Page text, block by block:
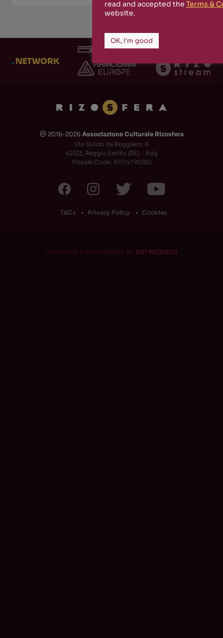
.NETWORK
🅭 2016-2026 Associazione Culturale Rizosfera
Via Guido de Ruggiero, 6
42123, Reggio Emilia (RE) - Italy
Fiscale Code: 91174790351
T&Cs Privacy Policy Cookies
DESIGNED & ENGINEERED BY RS1 PROJECT
read and accepted the Terms &
website.
OK, I'm good